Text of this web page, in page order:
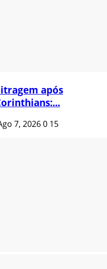
após
7, 20260 15